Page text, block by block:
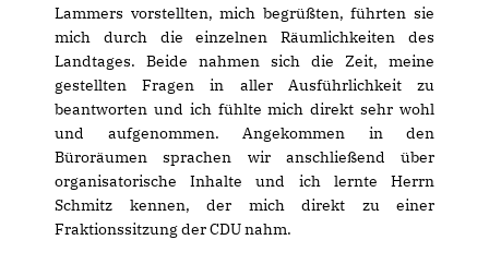
Lammers vorstellten, mich begrüßten, führten sie
mich durch die einzelnen Räumlichkeiten des
Landtages. Beide nahmen sich die Zeit, meine
gestellten Fragen in aller Ausführlichkeit zu
beantworten und ich fühlte mich direkt sehr wohl
und aufgenommen. Angekommen in den
Büroräumen sprachen wir anschließend über
organisatorische Inhalte und ich lernte Herrn
Schmitz kennen, der mich direkt zu einer
Fraktionssitzung der CDU nahm.